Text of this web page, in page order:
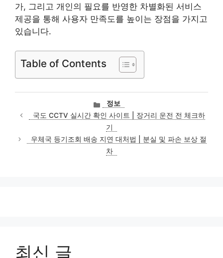
가, 그리고 개인의 필요를 반영한 차별화된 서비스
제공을 통해 사용자 만족도를 높이는 장점을 가지고
있습니다.
Table of Contents
카
테
고
리
정보
국도 CCTV 실시간 확인 사이트 | 장거리 운전 전 체크하
기
우체국 등기조회 배송 지연 대처법 | 분실 및 파손 보상 절
차
최신 글